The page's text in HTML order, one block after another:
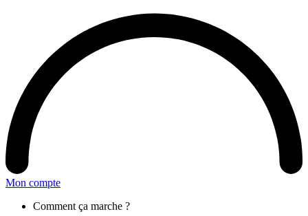
Mon compte
Comment ça marche ?